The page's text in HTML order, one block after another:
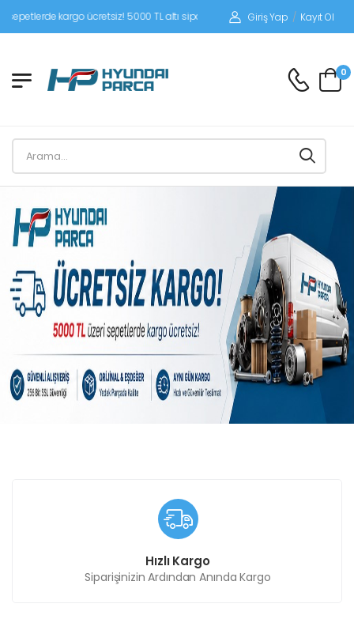
kargo ücretsiz! 5000 TL altı siparişlerinizde siparişleriniz alıcı ödemeli
Giriş Yap / Kayıt Ol
0
Hızlı Kargo
Siparişinizin Ardından Anında Kargo